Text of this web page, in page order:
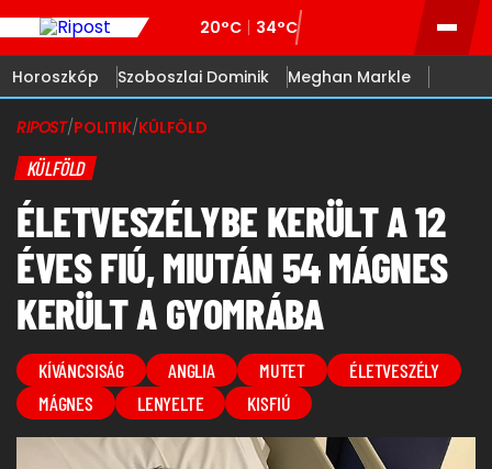
20°C 34°C
Horoszkóp Szoboszlai Dominik Meghan Markle
RIPOST/POLITIK/KÜLFÖLD
KÜLFÖLD
ÉLETVESZÉLYBE KERÜLT A 12
ÉVES FIÚ, MIUTÁN 54 MÁGNES
KERÜLT A GYOMRÁBA
KÍVÁNCSISÁG ANGLIA MUTET
ÉLETVESZÉLY
MÁGNES
LENYELTE KISFIÚ